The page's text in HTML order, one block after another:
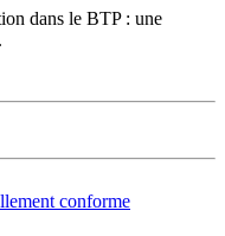
dans le BTP : une
conforme